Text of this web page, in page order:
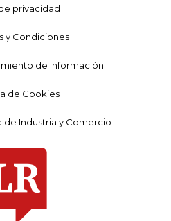
privacidad
y Condiciones
de Información
de Cookies
Industria y Comercio